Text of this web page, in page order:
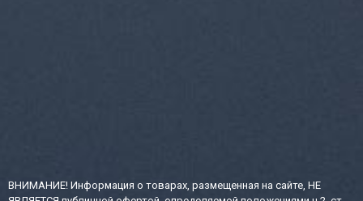
ВНИМАНИЕ! Информация о товарах, размещенная на сайте, НЕ